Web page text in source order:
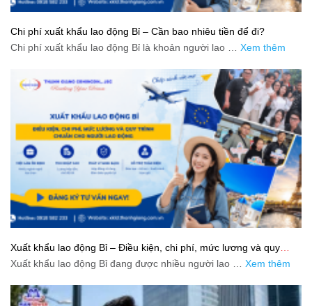
Chi phí xuất khẩu lao động Bỉ – Cần bao nhiêu tiền để đi?
Chi phí xuất khẩu lao động Bỉ là khoản người lao … Xem thêm
Xuất khẩu lao động Bỉ – Điều kiện, chi phí, mức lương và quy
trình chuẩn cho người lao động
Xuất khẩu lao động Bỉ đang được nhiều người lao … Xem thêm